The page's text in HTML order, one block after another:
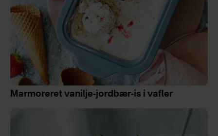
Marmoreret vanilje-jordbær-is i vafler